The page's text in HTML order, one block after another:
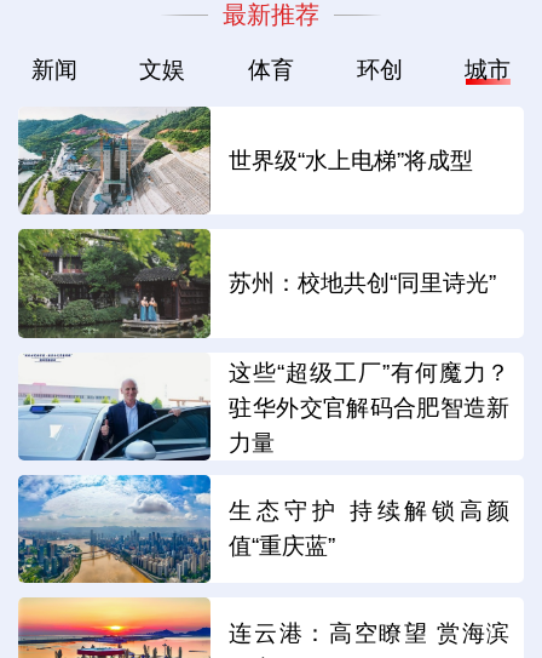
最新推荐
新闻 文娱 体育 环创 城市
世界级“水上电梯”将成型
苏州：校地共创“同里诗光”
这些“超级工厂”有何魔力？
驻华外交官解码合肥智造新
力量
生态守护 持续解锁高颜
值“重庆蓝”
连云港：高空瞭望 赏海滨